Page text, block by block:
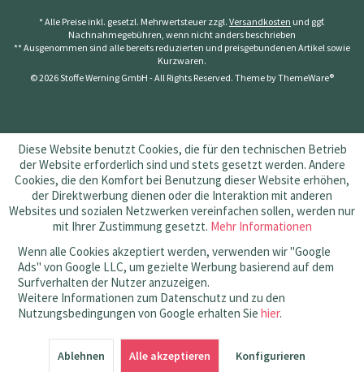
* Alle Preise inkl. gesetzl. Mehrwertsteuer zzgl. Versandkosten und ggf.
Nachnahmegebühren, wenn nicht anders beschrieben
** Ausgenommen sind alle bereits reduzierten und preisgebundenen Artikel sowie
Kurzwaren.
© 2026 Stoffe Werning GmbH - All Rights Reserved. Theme byThemeWare®
Diese Website benutzt Cookies, die für den technischen Betrieb
der Website erforderlich sind und stets gesetzt werden. Andere
Cookies, die den Komfort bei Benutzung dieser Website erhöhen,
der Direktwerbung dienen oder die Interaktion mit anderen
Websites und sozialen Netzwerken vereinfachen sollen, werden nur
mit Ihrer Zustimmung gesetzt. Mehr Informationen
Wenn alle Cookies akzeptiert werden, verwenden wir "Google
Ads" von Google LLC, um gezielte Werbung basierend auf dem
Surfverhalten der Nutzer anzuzeigen.
Weitere Informationen zum Datenschutz und zu den
Nutzungsbedingungen von Google erhalten Sie hier.
Ablehnen Alle akzeptieren Konfigurieren
SEHR GUT (4.83 / 5)
aus145Bewertungen bei: amazon.de, shopvote.de ⓘ
Informationen zur Echtheit der Bewertungen